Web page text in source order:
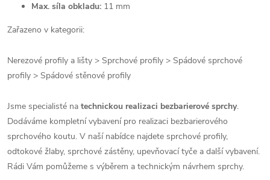
Max. síla obkladu: 11 mm
Zařazeno v kategorii:
Nerezové profily a lišty > Sprchové profily > Spádové sprchové
profily > Spádové stěnové profily
Jsme specialisté na technickou realizaci bezbarierové sprchy.
Dodáváme kompletní vybavení pro realizaci bezbarierového
sprchového koutu. V naší nabídce najdete sprchové profily,
odtokové žlaby, sprchové zástěny, upevňovací tyče a další vybavení.
Rádi Vám pomůžeme s výběrem a technickým návrhem sprchy.